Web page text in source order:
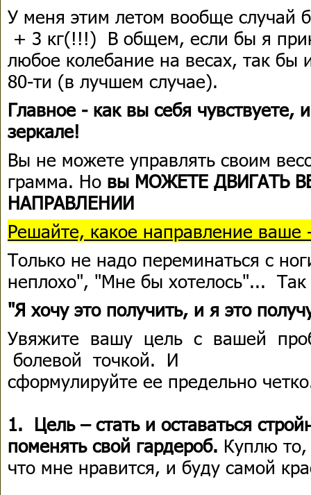
У меня этим летом вообще случай
+ 3 кг(!!!) В общем, если бы я
любое колебание на весах, так бы
80-ти (в лучшем случае).
Главное - как вы себя чувствуете,
зеркале!
Вы не можете управлять своим
грамма. Но вы МОЖЕТЕ ДВИГАТЬ
НАПРАВЛЕНИИ
Решайте, какое направление
Только не надо переминаться с
неплохо", "Мне бы хотелось"... Так
"Я хочу это получить, и я это
Увяжите вашу цель с вашей
болевой точкой. И
сформулируйте ее предельно
1. Цель – стать и оставаться
поменять свой гардероб. Куплю
что мне нравится, и буду самой